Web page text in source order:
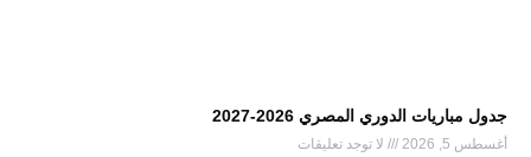
جدول مباريات الدوري المصري 2026-2027
أغسطس 5, 2026 لا توجد تعليقات